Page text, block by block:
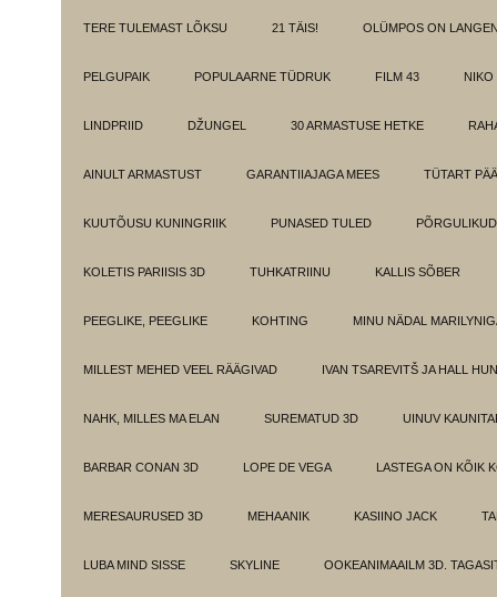
TERE TULEMAST LÕKSU 21 TÄIS! OLÜMPOS ON
PELGUPAIK POPULAARNE TÜDRUK FILM 43 NIKO
LINDPRIID DŽUNGEL 30 ARMASTUSE HETKE
AINULT ARMASTUST GARANTIIAJAGA MEES TÜTART
KUUTÕUSU KUNINGRIIK PUNASED TULED
KOLETIS PARIISIS 3D TUHKATRIINU KALLIS SÕBER
PEEGLIKE, PEEGLIKE KOHTING MINU NÄDAL
MILLEST MEHED VEEL RÄÄGIVAD IVAN TSAREVITŠ JA HALL
NAHK, MILLES MA ELAN SUREMATUD 3D UINUV
BARBAR CONAN 3D LOPE DE VEGA LASTEGA ON KÕIK
MERESAURUSED 3D MEHAANIK KASIINO JACK
LUBA MIND SISSE SKYLINE OOKEANIMAAILM 3D.